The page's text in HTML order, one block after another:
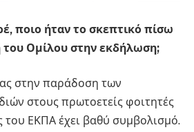
ποιο ήταν το σκεπτικό πίσω
Ομίλου στην εκδήλωση;
στην παράδοση των
στους πρωτοετείς φοιτητές
του ΕΚΠΑ έχει βαθύ συμβολισμό.